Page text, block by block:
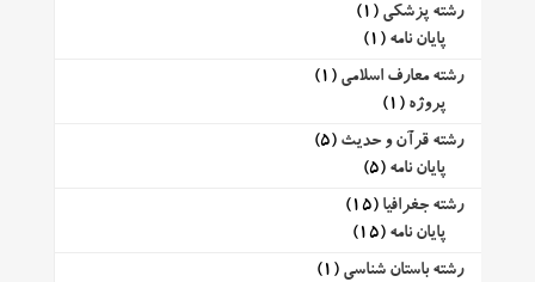
رشته پزشکی (1)
پایان نامه (1)
رشته معارف اسلامی (1)
پروژه (1)
رشته قرآن و حدیث (5)
پایان نامه (5)
رشته جغرافیا (15)
پایان نامه (15)
رشته باستان شناسی (1)